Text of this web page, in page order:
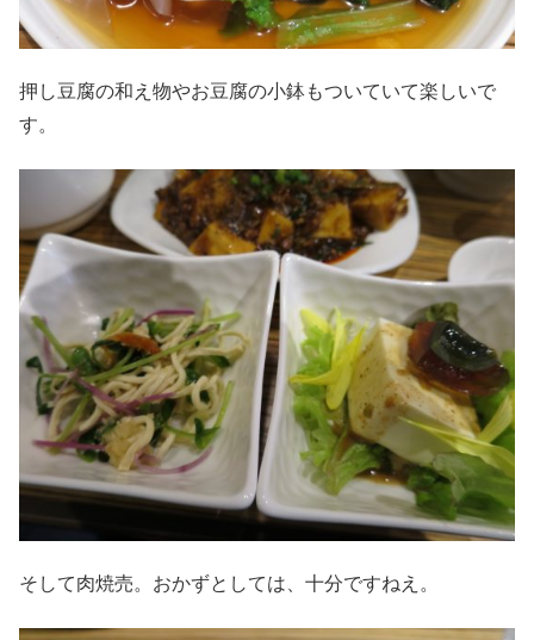
押し豆腐の和え物やお豆腐の小鉢もついていて楽しいで
す。
そして肉焼売。おかずとしては、十分ですねえ。